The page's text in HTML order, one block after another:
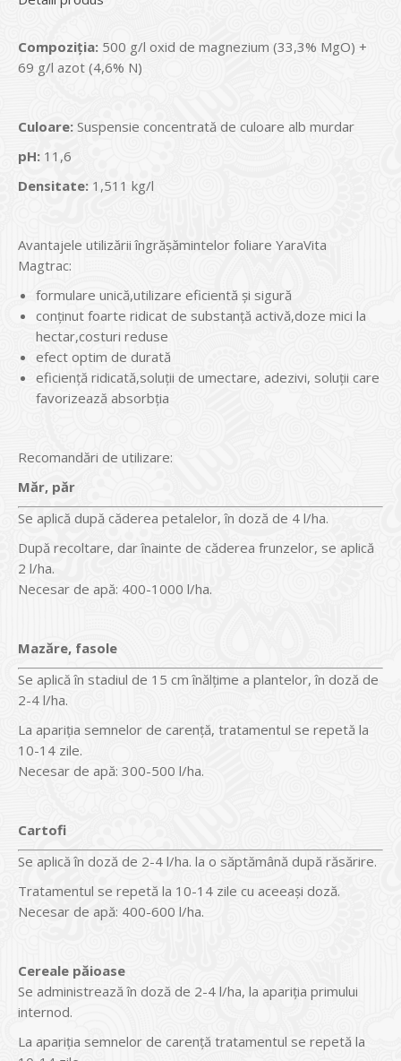
Compoziţia: 500 g/l oxid de magnezium (33,3% MgO) +
69 g/l azot (4,6% N)
Culoare: Suspensie concentrată de culoare alb murdar
pH: 11,6
Densitate: 1,511 kg/l
Avantajele utilizării îngrăşămintelor foliare YaraVita
Magtrac:
formulare unică,utilizare eficientă şi sigură
conţinut foarte ridicat de substanţă activă,doze mici la
hectar,costuri reduse
efect optim de durată
eficienţă ridicată,soluţii de umectare, adezivi, soluţii care
favorizează absorbţia
Recomandări de utilizare:
Măr, păr
Se aplică după căderea petalelor, în doză de 4 l/ha.
După recoltare, dar înainte de căderea frunzelor, se aplică
2 l/ha.
Necesar de apă: 400-1000 l/ha.
Mazăre, fasole
Se aplică în stadiul de 15 cm înălţime a plantelor, în doză de
2-4 l/ha.
La apariţia semnelor de carenţă, tratamentul se repetă la
10-14 zile.
Necesar de apă: 300-500 l/ha.
Cartofi
Se aplică în doză de 2-4 l/ha. la o săptămână după răsărire.
Tratamentul se repetă la 10-14 zile cu aceeaşi doză.
Necesar de apă: 400-600 l/ha.
Cereale păioase
Se administrează în doză de 2-4 l/ha, la apariţia primului
internod.
La apariţia semnelor de carenţă tratamentul se repetă la